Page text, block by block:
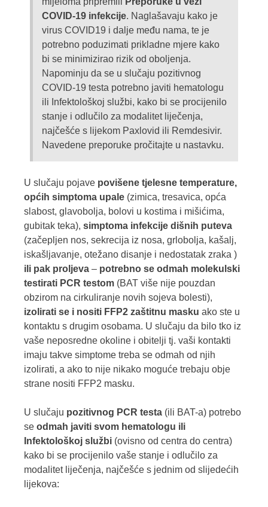
COVID-19 infekcije. Naglašavaju kako je
virus COVID19 i dalje među nama, te je
potrebno poduzimati prikladne mjere kako
bi se minimizirao rizik od oboljenja.
Napominju da se u slučaju pozitivnog
COVID-19 testa potrebno javiti hematologu
ili Infektološkoj službi, kako bi se procijenilo
stanje i odlučilo za modalitet liječenja,
najčešće s lijekom Paxlovid ili Remdesivir.
Navedene preporuke pročitajte u nastavku.
U slučaju pojave povišene tjelesne temperature,
općih simptoma upale (zimica, tresavica, opća
slabost, glavobolja, bolovi u kostima i mišićima,
gubitak teka), simptoma infekcije dišnih puteva
(začepljen nos, sekrecija iz nosa, grlobolja, kašalj,
iskašljavanje, otežano disanje i nedostatak zraka )
ili pak proljeva – potrebno se odmah molekulski
testirati PCR testom (BAT više nije pouzdan
obzirom na cirkuliranje novih sojeva bolesti),
izolirati se i nositi FFP2 zaštitnu masku ako ste u
kontaktu s drugim osobama. U slučaju da bilo tko iz
vaše neposredne okoline i obitelji tj. vaši kontakti
imaju takve simptome treba se odmah od njih
izolirati, a ako to nije nikako moguće trebaju obje
strane nositi FFP2 masku.
U slučaju pozitivnog PCR testa (ili BAT-a) potrebo
se odmah javiti svom hematologu ili
Infektološkoj službi (ovisno od centra do centra)
kako bi se procijenilo vaše stanje i odlučilo za
modalitet liječenja, najčešće s jednim od slijedećih
lijekova: